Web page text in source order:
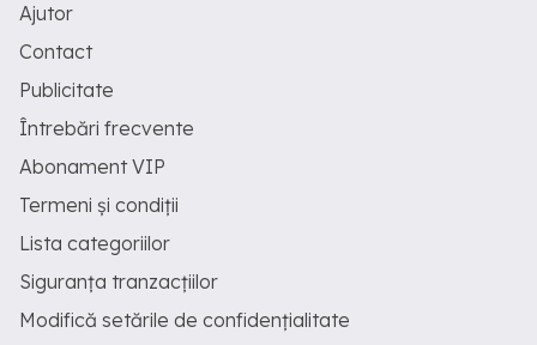
Ajutor
Contact
Publicitate
Întrebări frecvente
Abonament VIP
Termeni și condiții
Lista categoriilor
Siguranța tranzacțiilor
Modifică setările de confidențialitate